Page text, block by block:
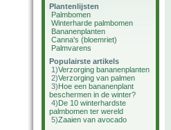
Plantenlijsten
Palmbomen
Winterharde palmbomen
Bananenplanten
Canna's (bloemriet)
Palmvarens
Populairste artikels
1)Verzorging bananenplanten
2)Verzorging van palmen
3)Hoe een bananenplant
beschermen in de winter?
4)De 10 winterhardste
palmbomen ter wereld
5)Zaaien van avocado